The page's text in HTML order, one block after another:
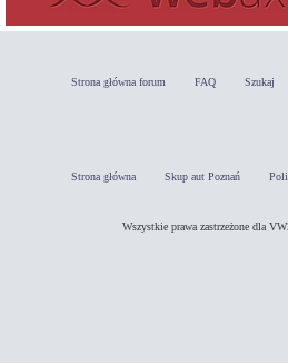
Strona główna forum FAQ Szukaj
Strona główna Skup aut Poznań
Wszystkie prawa zastrzeżone dla